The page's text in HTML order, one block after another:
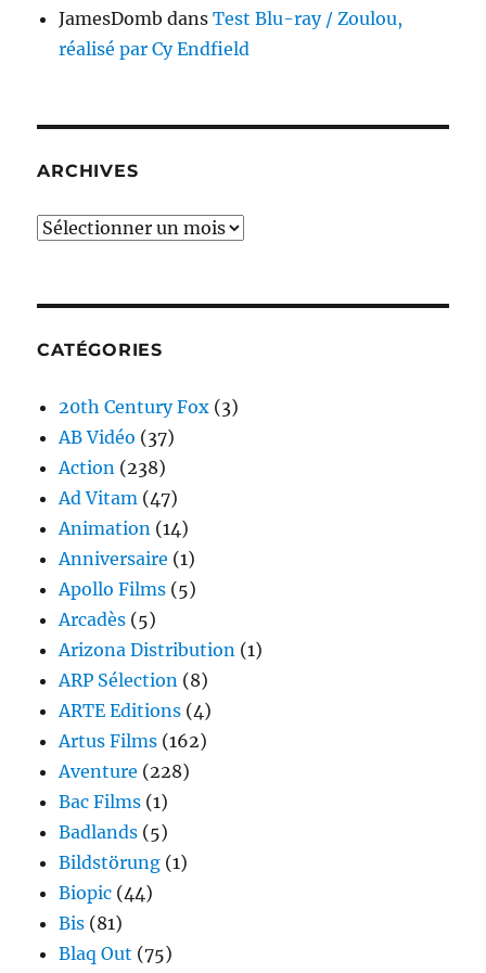
JamesDomb dansTest Blu-ray / Zoulou,
réalisé par Cy Endfield
ARCHIVES
Archives
CATÉGORIES
20th Century Fox (3)
AB Vidéo (37)
Action (238)
Ad Vitam (47)
Animation (14)
Anniversaire (1)
Apollo Films (5)
Arcadès (5)
Arizona Distribution (1)
ARP Sélection (8)
ARTE Editions (4)
Artus Films (162)
Aventure (228)
Bac Films (1)
Badlands (5)
Bildstörung (1)
Biopic (44)
Bis (81)
Blaq Out (75)